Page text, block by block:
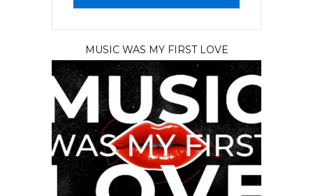
MUSIC WAS MY FIRST LOVE